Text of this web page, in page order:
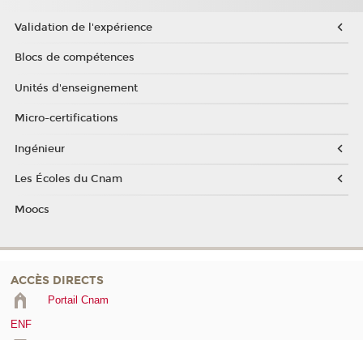
Validation de l'expérience
Blocs de compétences
Unités d'enseignement
Micro-certifications
Ingénieur
Les Écoles du Cnam
Moocs
ACCÈS DIRECTS
Portail Cnam
ENF